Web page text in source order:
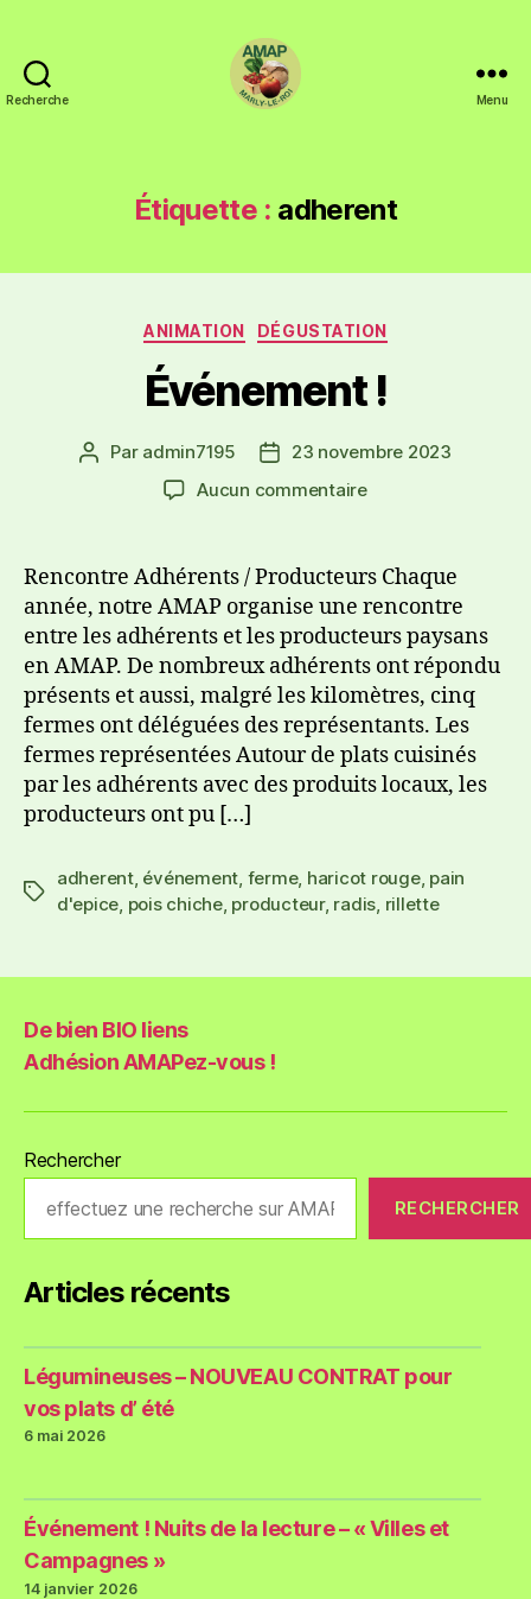
Recherche Menu
Étiquette : adherent
ANIMATION DÉGUSTATION
Événement !
Par admin7195
23 novembre 2023
Aucun commentaire
Rencontre Adhérents / Producteurs Chaque
année, notre AMAP organise une rencontre
entre les adhérents et les producteurs paysans
en AMAP. De nombreux adhérents ont répondu
présents et aussi, malgré les kilomètres, cinq
fermes ont déléguées des représentants. Les
fermes représentées Autour de plats cuisinés
par les adhérents avec des produits locaux, les
producteurs ont pu […]
adherent, événement ferme, haricot rouge, pain
d'epice pois chiche, producteur, radis rillette
De bien BIO liens
Adhésion AMAPez-vous !
Rechercher
RECHERCHER
Articles récents
Légumineuses – NOUVEAU CONTRAT pour
vos plats d’ été
6 mai 2026
Événement ! Nuits de la lecture – « Villes et
Campagnes »
14 janvier 2026